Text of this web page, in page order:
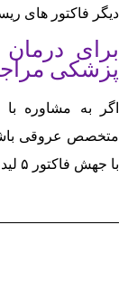
دیگر فاکتور های
پزشکی
اگر به مشاوره با
متخصص عروقی
با جهش فاکتور ۵ لیدن را داشته باشند.